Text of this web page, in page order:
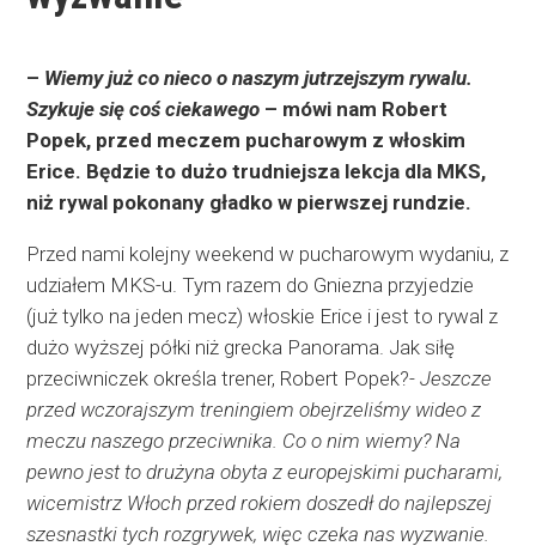
– Wiemy już co nieco o naszym jutrzejszym rywalu.
Szykuje sięcoś ciekawego – mówi nam Robert
Popek, przed meczem pucharowym z włoskim
Erice. Będzie to dużo trudniejsza lekcja dla MKS,
niż rywal pokonany gładko w pierwszej rundzie.
Przed nami kolejny weekend w pucharowym wydaniu, z
udziałem MKS-u. Tym razem do Gniezna przyjedzie
(już tylko na jeden mecz) włoskie Erice i jest to rywal z
dużo wyższej półki niż grecka Panorama. Jak siłę
przeciwniczek określa trener, Robert Popek?-Jeszcze
przed wczorajszym treningiem obejrzeliśmy wideo z
meczu naszego przeciwnika. Co o nim wiemy? Na
pewno jest to drużyna obyta z europejskimi pucharami,
wicemistrz Włoch przed rokiem doszedł do najlepszej
szesnastki tych rozgrywek, więc czeka nas wyzwanie.